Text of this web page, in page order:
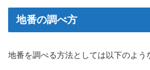
地番の調べ方
地番を調べる方法としては以下のよう